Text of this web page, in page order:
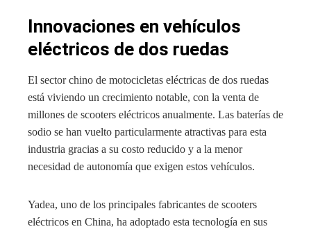
Innovaciones en vehículos
eléctricos de dos ruedas
El sector chino de motocicletas eléctricas de dos ruedas
está viviendo un crecimiento notable, con la venta de
millones de scooters eléctricos anualmente. Las baterías de
sodio se han vuelto particularmente atractivas para esta
industria gracias a su costo reducido y a la menor
necesidad de autonomía que exigen estos vehículos.
Yadea, uno de los principales fabricantes de scooters
eléctricos en China, ha adoptado esta tecnología en sus